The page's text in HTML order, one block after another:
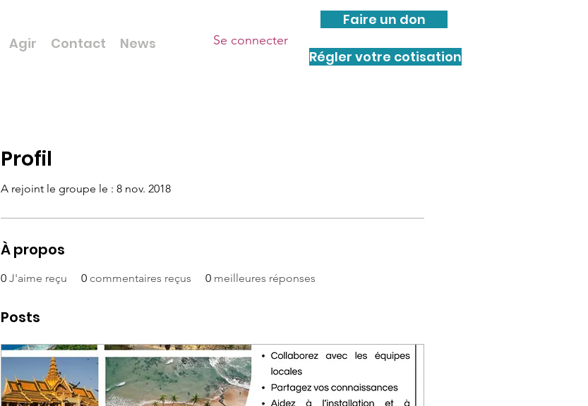
Agir Contact News Se connecter
Faire un don
Régler votre cotisation
Profil
A rejoint le groupe le : 8 nov. 2018
À propos
0 J'aime reçu 0 commentaires reçus 0 meilleures réponses
Posts